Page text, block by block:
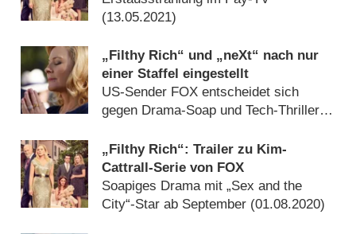
(13.05.2021)
„Filthy Rich“ und „neXt“ nach nur
einer Staffel eingestellt
US-Sender FOX entscheidet sich
gegen Drama-Soap und Tech-Thriller
„Filthy Rich“: Trailer zu Kim-
Cattrall-Serie von FOX
Soapiges Drama mit „Sex and the
City“-Star ab September (01.08.2020)